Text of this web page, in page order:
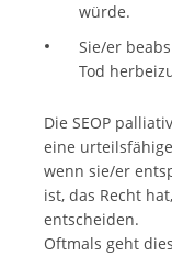
würde.
Sie/er
Tod
Die SEOP
eine
wenn sie/er
ist, das Recht
entscheiden.
Oftmals geht